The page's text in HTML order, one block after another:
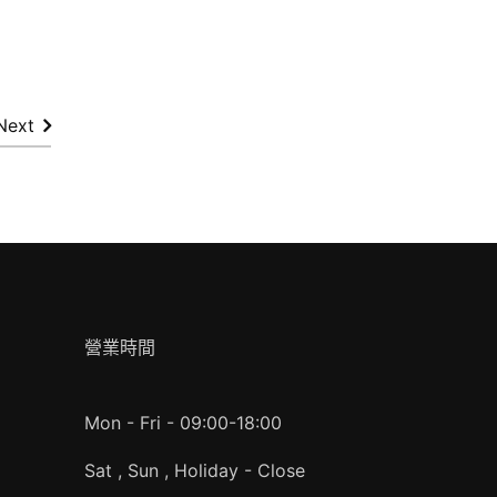
營業時間
Mon - Fri - 09:00-18:00
Sat , Sun , Holiday - Close